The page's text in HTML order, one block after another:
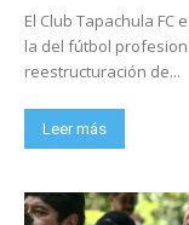
El Club Tapachula
la del fútbol profesional chiapaneco.
reestructuración de...
Leer más